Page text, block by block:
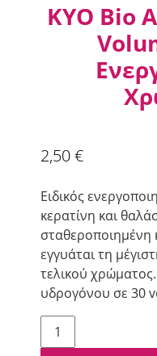
KYO Bio
2,50€
Ειδικός
κερατίνη και
εγγυάται τη
τελικού
υδρογόνου σε 30
KYO
Bio